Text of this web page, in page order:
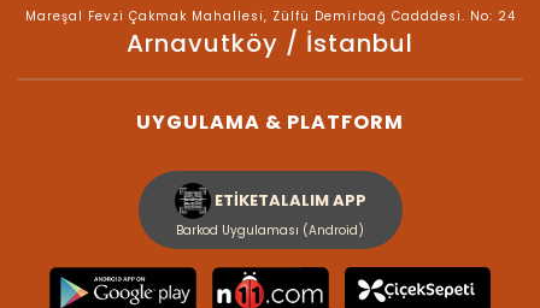
Mareşal Fevzi Çakmak Mahallesi, Zülfü Demirbağ Cadddesi. No: 24
Arnavutköy / İstanbul
UYGULAMA & PLATFORM
ETİKETALALIM APP
Barkod Uygulaması (Android)